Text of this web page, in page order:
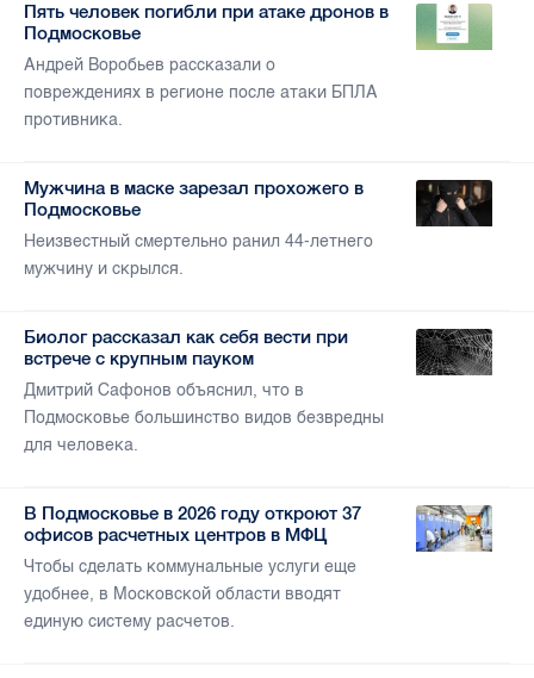
Пять человек погибли при атаке дронов в
Подмосковье
Андрей Воробьев рассказали о
повреждениях в регионе после атаки БПЛА
противника.
Мужчина в маске зарезал прохожего в
Подмосковье
Неизвестный смертельно ранил 44-летнего
мужчину и скрылся.
Биолог рассказал как себя вести при
встрече с крупным пауком
Дмитрий Сафонов объяснил, что в
Подмосковье большинство видов безвредны
для человека.
В Подмосковье в 2026 году откроют 37
офисов расчетных центров в МФЦ
Чтобы сделать коммунальные услуги еще
удобнее, в Московской области вводят
единую систему расчетов.